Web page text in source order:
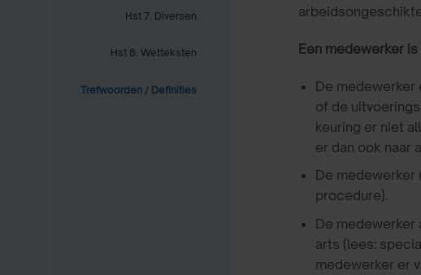
Hst 7. Diversen
Hst 8. Wetteksten
Trefwoorden / Definities
Een medewerker
De medewerker
of de
keuring er niet
er dan ook naar
De medewerker
procedure).
De medewerker
arts (lees:
medewerker er